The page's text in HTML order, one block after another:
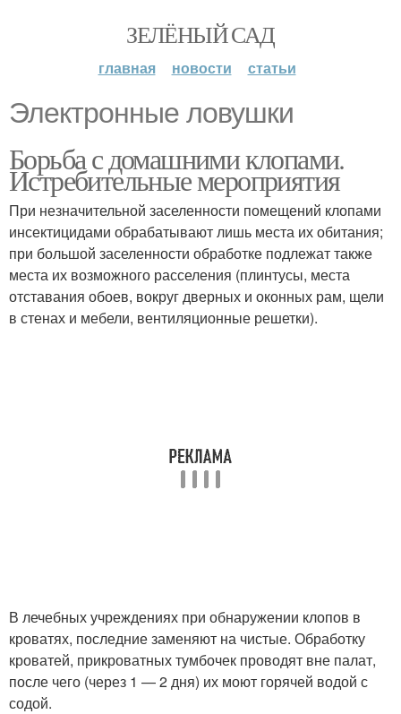
ЗЕЛЁНЫЙ САД
главная новости статьи
Электронные ловушки
Борьба с домашними клопами.
Истребительные мероприятия
При незначительной заселенности помещений клопами
инсектицидами обрабатывают лишь места их обитания;
при большой заселенности обработке подлежат также
места их возможного расселения (плинтусы, места
отставания обоев, вокруг дверных и оконных рам, щели
в стенах и мебели, вентиляционные решетки).
В лечебных учреждениях при обнаружении клопов в
кроватях, последние заменяют на чистые. Обработку
кроватей, прикроватных тумбочек проводят вне палат,
после чего (через 1 — 2 дня) их моют горячей водой с
содой.